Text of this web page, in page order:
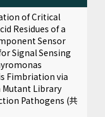
of Critical
Residues of a
Sensor
Signal Sensing
Fimbriation via
Mutant Library
Pathogens (共